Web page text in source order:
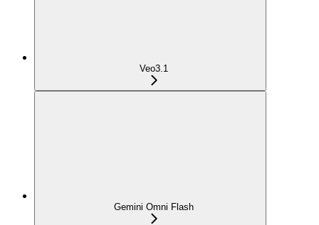
Veo3.1
Gemini Omni Flash